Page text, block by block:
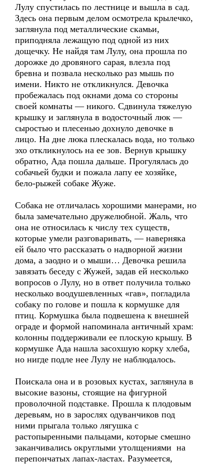
Лулу спустилась по лестнице и вышла в сад.
Здесь она первым делом осмотрела крылечко,
заглянула под металлические скамьи,
приподняла лежащую под одной из них
дощечку. Не найдя там Лулу, она прошла по
дорожке до дровяного сарая, влезла под
бревна и позвала несколько раз мышь по
имени. Никто не откликнулся. Девочка
пробежалась под окнами дома со стороны
своей комнаты — никого. Сдвинула тяжелую
крышку и заглянула в водосточный люк —
сыростью и плесенью дохнуло девочке в
лицо. На дне люка плескалась вода, но только
эхо откликнулось на ее зов. Вернув крышку
обратно, Ада пошла дальше. Прогулялась до
собачьей будки и пожала лапу ее хозяйке,
бело-рыжей собаке Жуже.
Собака не отличалась хорошими манерами, но
была замечательно дружелюбной. Жаль, что
она не относилась к числу тех существ,
которые умели разговаривать, — наверняка
ей было что рассказать о надворной жизни
дома, а заодно и о мыши… Девочка решила
завязать беседу с Жужей, задав ей несколько
вопросов о Лулу, но в ответ получила только
несколько воодушевленных «гав», погладила
собаку по голове и пошла к кормушке для
птиц. Кормушка была подвешена к внешней
ограде и формой напоминала античный храм:
колонны поддерживали ее плоскую крышу. В
кормушке Ада нашла засохшую корку хлеба,
но нигде подле нее Лулу не наблюдалось.
Поискала она и в розовых кустах, заглянула в
высокие вазоны, стоящие на фигурной
проволочной подставке. Прошла к плодовым
деревьям, но в зарослях одуванчиков под
ними прыгала только лягушка с
растопыренными пальцами, которые смешно
заканчивались округлыми утолщениями на
перепончатых лапах-ластах. Разумеется,